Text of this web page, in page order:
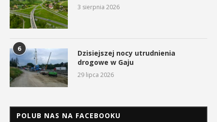
3 sierpnia 2026
6
Dzisiejszej nocy utrudnienia
drogowe w Gaju
29 lipca 2026
POLUB NAS NA FACEBOOKU